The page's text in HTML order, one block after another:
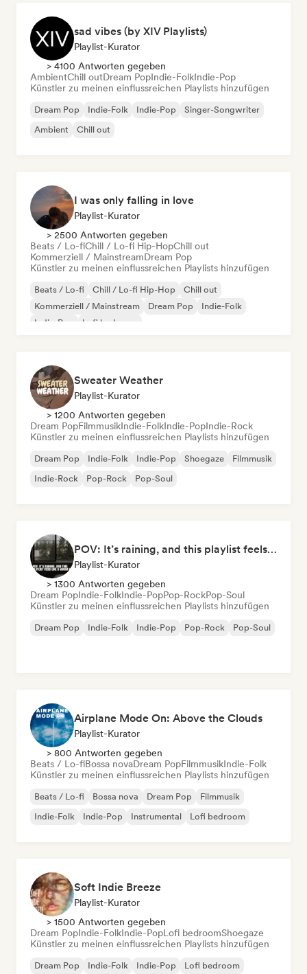
sad vibes (by XIV Playlists)
Playlist-Kurator
> 4100 Antworten gegeben
AmbientChill outDream PopIndie-FolkIndie-Pop
Künstler zu meinen einflussreichen Playlists hinzufügen
Dream Pop Indie-Folk Indie-Pop
Singer-Songwriter
Ambient
Chill out
I was only falling in love
Playlist-Kurator
> 2500 Antworten gegeben
Beats / Lo-fiChill / Lo-fi Hip-HopChill out
Kommerziell / MainstreamDream Pop
Künstler zu meinen einflussreichen Playlists hinzufügen
Beats / Lo-fi Chill / Lo-fi Hip-Hop
Chill out
Kommerziell / Mainstream
Dream Pop
Indie-Folk
Indie-Pop
Lofi bedroom
Sweater Weather
Playlist-Kurator
> 1200 Antworten gegeben
Dream PopFilmmusikIndie-FolkIndie-PopIndie-Rock
Künstler zu meinen einflussreichen Playlists hinzufügen
Dream Pop Indie-Folk Indie-Pop Shoegaze
Filmmusik
Indie-Rock
Pop-Rock Pop-Soul
POV: It’s raining, and this playlist feels like a warm hug
Playlist-Kurator
> 1300 Antworten gegeben
Dream PopIndie-FolkIndie-PopPop-RockPop-Soul
Künstler zu meinen einflussreichen Playlists hinzufügen
Dream Pop Indie-Folk Indie-Pop Pop-Rock Pop-Soul
Airplane Mode On: Above the Clouds
Playlist-Kurator
> 800 Antworten gegeben
Beats / Lo-fiBossa novaDream PopFilmmusikIndie-Folk
Künstler zu meinen einflussreichen Playlists hinzufügen
Beats / Lo-fi Bossa nova Dream Pop
Filmmusik
Indie-Folk
Indie-Pop Instrumental Lofi bedroom
Soft Indie Breeze
Playlist-Kurator
> 1500 Antworten gegeben
Dream PopIndie-FolkIndie-PopLofi bedroomShoegaze
Künstler zu meinen einflussreichen Playlists hinzufügen
Dream Pop Indie-Folk Indie-Pop Lofi bedroom